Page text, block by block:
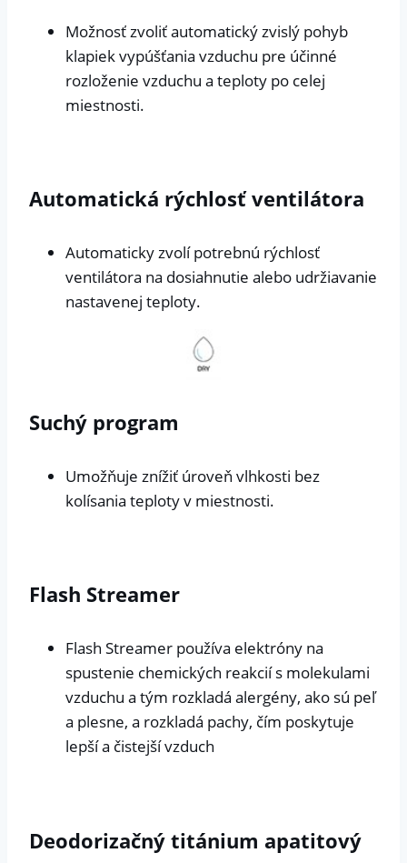
Možnosť zvoliť automatický zvislý pohyb
klapiek vypúšťania vzduchu pre účinné
rozloženie vzduchu a teploty po celej
miestnosti.
Automatická rýchlosť ventilátora
Automaticky zvolí potrebnú rýchlosť
ventilátora na dosiahnutie alebo udržiavanie
nastavenej teploty.
Suchý program
Umožňuje znížiť úroveň vlhkosti bez
kolísania teploty v miestnosti.
Flash Streamer
Flash Streamer používa elektróny na
spustenie chemických reakcií s molekulami
vzduchu a tým rozkladá alergény, ako sú peľ
a plesne, a rozkladá pachy, čím poskytuje
lepší a čistejší vzduch
Deodorizačný titánium apatitový